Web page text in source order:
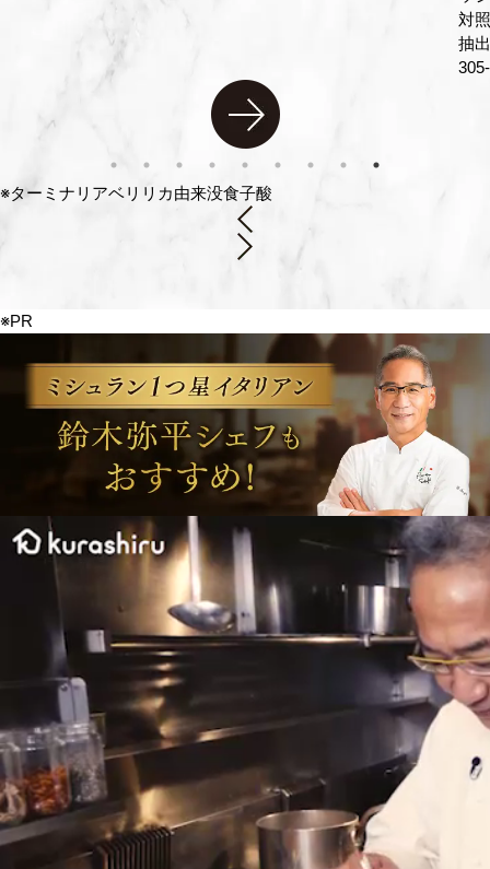
抽出物をカラメルに置き換え 眞志喜ら, 薬理と治療, 49(2),
305-312, 2021
対
抽
※ターミナリアベリリカ由来没食子酸
※PR